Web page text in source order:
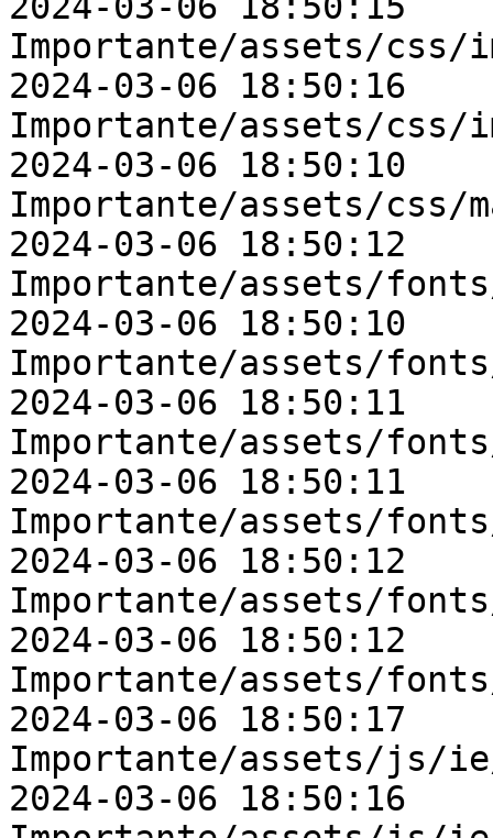
Importante/assets/css/
2024-03-06 18:50:16
Importante/assets/css/
2024-03-06 18:50:10
Importante/assets/css/
2024-03-06 18:50:12
Importante/assets/
2024-03-06 18:50:10
Importante/assets/
2024-03-06 18:50:11
Importante/assets/
2024-03-06 18:50:11
Importante/assets/
2024-03-06 18:50:12
Importante/assets/
2024-03-06 18:50:12
Importante/assets/
2024-03-06 18:50:17
Importante/assets/js/
2024-03-06 18:50:16